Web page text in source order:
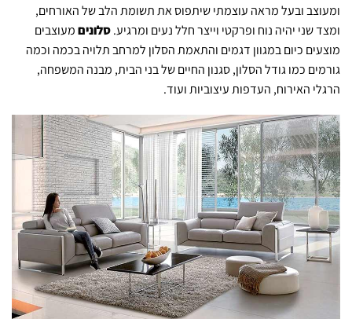
ומעוצב ובעל מראה עוצמתי שיתפוס את תשומת הלב של האורחים,
ומצד שני יהיה נוח ופרקטי וייצר חלל נעים ומרגיע.סלוניםמעוצבים
מוצעים כיום במגוון דגמים והתאמת הסלון למרחב תלויה בכמה וכמה
גורמים כמו גודל הסלון, סגנון החיים של בני הבית, מבנה המשפחה,
הרגלי האירוח, העדפות עיצוביות ועוד.